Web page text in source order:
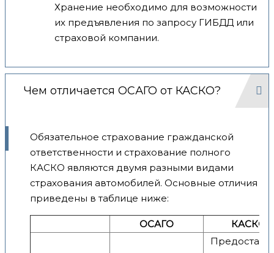
Хранение необходимо для возможности
их предъявления по запросу ГИБДД или
страховой компании.
Чем отличается ОСАГО от КАСКО?
Обязательное страхование гражданской
ответственности и страхование полного
КАСКО являются двумя разными видами
страхования автомобилей. Основные отличия
приведены в таблице ниже:
ОСАГО
КАСКО